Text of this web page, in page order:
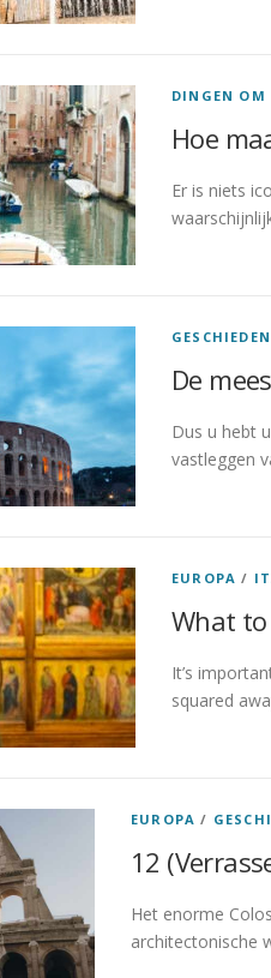
DINGEN OM
Hoe
Er is niets
De
Dus u hebt
vastleggen
EUROPA /
What
It’s
squared
EUROPA /
12
Het enorme
architectonische